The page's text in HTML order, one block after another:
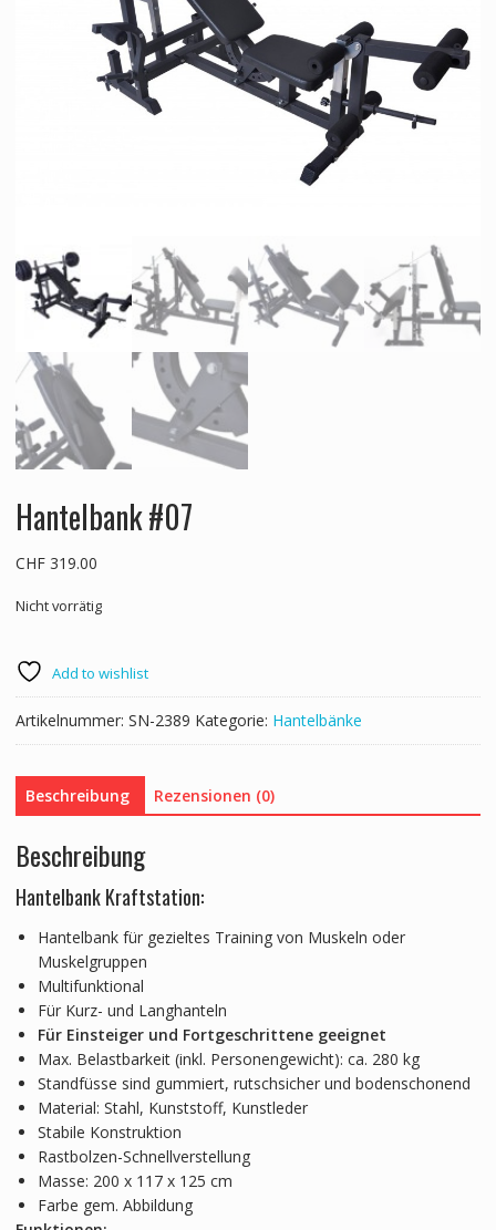
Hantelbank #07
CHF319.00
Nicht vorrätig
Add to wishlist
Artikelnummer: SN-2389 Kategorie: Hantelbänke
Beschreibung Rezensionen (0)
Beschreibung
Hantelbank Kraftstation:
Hantelbank für gezieltes Training von Muskeln oder
Muskelgruppen
Multifunktional
Für Kurz- und Langhanteln
Für Einsteiger und Fortgeschrittene geeignet
Max. Belastbarkeit (inkl. Personengewicht): ca. 280 kg
Standfüsse sind gummiert, rutschsicher und bodenschonend
Material: Stahl, Kunststoff, Kunstleder
Stabile Konstruktion
Rastbolzen-Schnellverstellung
Masse: 200 x 117 x 125 cm
Farbe gem. Abbildung